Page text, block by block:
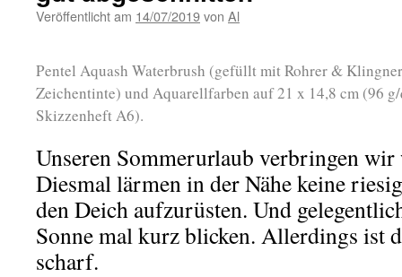
Veröffentlicht am 14/07/2019von Al
Pentel Aquash Waterbrush (gefüllt mit Rohrer &
Zeichentinte) und Aquarellfarben auf 21 x 14,8 cm (96
Skizzenheft A6).
Unseren Sommerurlaub verbringen wir
Diesmal lärmen in der Nähe keine
den Deich aufzurüsten. Und
Sonne mal kurz blicken. Allerdings ist
scharf.